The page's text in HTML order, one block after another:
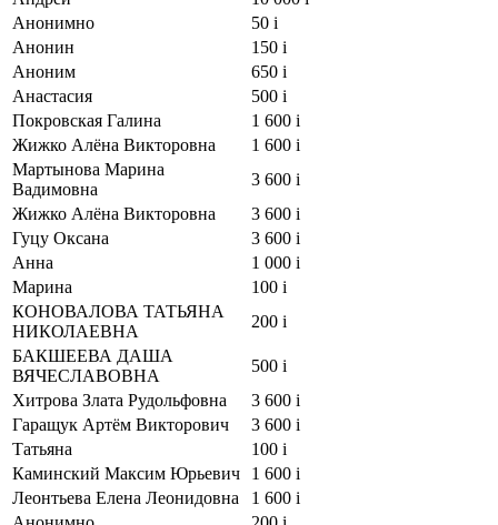
Анонимно
50 i
Анонин
150 i
Аноним
650 i
Анастасия
500 i
Покровская Галина
1 600 i
Жижко Алёна Викторовна
1 600 i
Мартынова Марина
Вадимовна
3 600 i
Жижко Алёна Викторовна
3 600 i
Гуцу Оксана
3 600 i
Анна
1 000 i
Марина
100 i
КОНОВАЛОВА ТАТЬЯНА
НИКОЛАЕВНА
200 i
БАКШЕЕВА ДАША
ВЯЧЕСЛАВОВНА
500 i
Хитрова Злата Рудольфовна
3 600 i
Гаращук Артём Викторович
3 600 i
Татьяна
100 i
Каминский Максим Юрьевич
1 600 i
Леонтьева Елена Леонидовна
1 600 i